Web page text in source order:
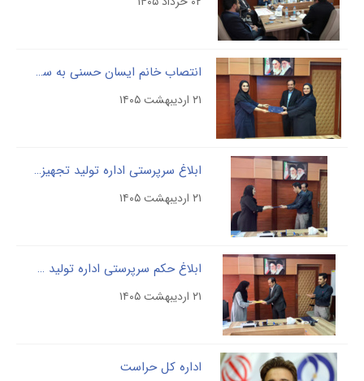
انتصاب خانم ایسان حسنی به سرپرستی اداره تضمین کیفیت شرکت پالایش و پژوهش خون
۲۱ اردیبهشت ۱۴۰۵
ابلاغ سرپرستی اداره تولید تجهیزات پزشکی شرکت پالایش و پژوهش خون
ابلاغ حکم سرپرستی اداره تولید داروهای بیولوژیک شرکت پالایش و پژوهش خون
۲۱ اردیبهشت ۱۴۰۵
اداره کل حراست